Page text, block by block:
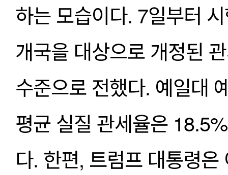
하는 모습이다. 7일부터
개국을 대상으로 개정된
수준으로 전했다. 예일대
평균 실질 관세율은
다. 한편, 트럼프 대통령